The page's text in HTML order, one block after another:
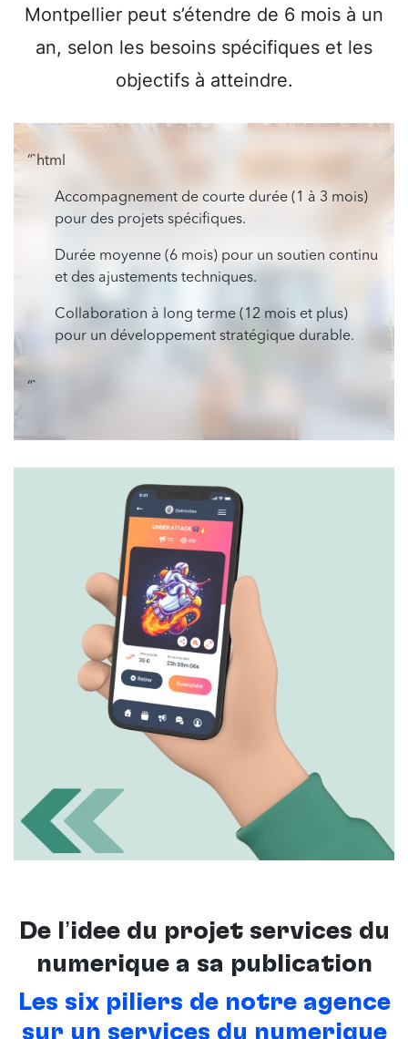
Montpellier peut s’étendre de 6 mois à un
an, selon les besoins spécifiques et les
objectifs à atteindre.
“`html
Accompagnement de courte durée (1 à 3 mois)
pour des projets spécifiques.
Durée moyenne (6 mois) pour un soutien continu
et des ajustements techniques.
Collaboration à long terme (12 mois et plus)
pour un développement stratégique durable.
“`
De l’idée du projet services du
numérique à sa publication
Les six piliers de notre agence
sur un services du numérique